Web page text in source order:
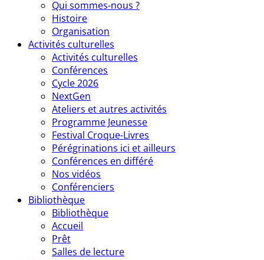
Qui sommes-nous ?
Histoire
Organisation
Activités culturelles
Activités culturelles
Conférences
Cycle 2026
NextGen
Ateliers et autres activités
Programme Jeunesse
Festival Croque-Livres
Pérégrinations ici et ailleurs
Conférences en différé
Nos vidéos
Conférenciers
Bibliothèque
Bibliothèque
Accueil
Prêt
Salles de lecture